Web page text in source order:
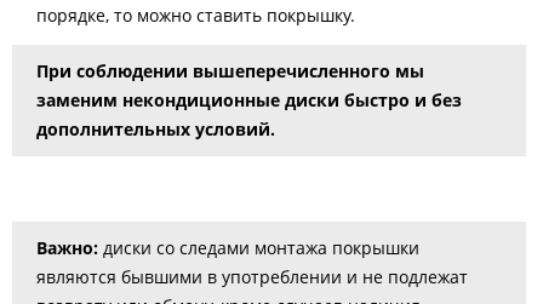
порядке, то можно ставить покрышку.
При соблюдении вышеперечисленного мы
заменим некондиционные диски быстро и без
дополнительных условий.
Важно: диски со следами монтажа покрышки
являются бывшими в употреблении и не подлежат